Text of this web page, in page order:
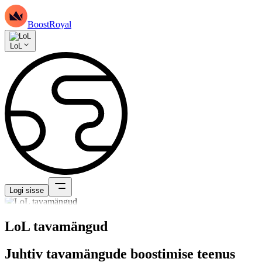
BoostRoyal
LoL
Logi sisse
LoL tavamängud
Juhtiv tavamängude boostimise teenus